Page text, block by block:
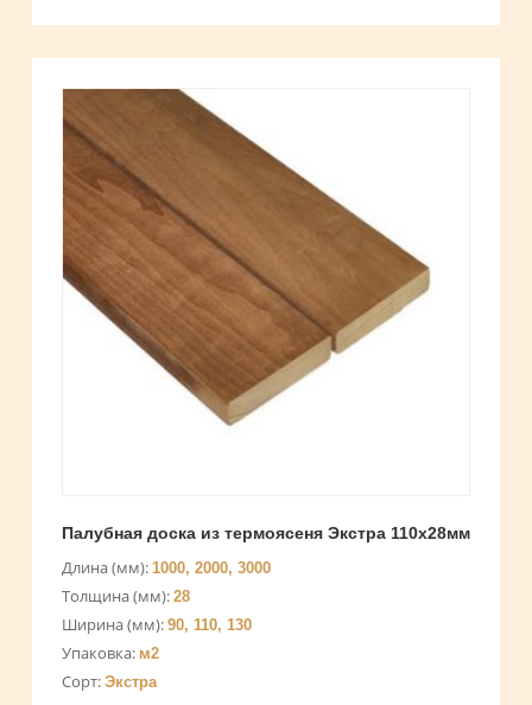
Палубная доска из термоясеня Экстра 110х28мм
Длина (мм): 1000, 2000, 3000
Толщина (мм): 28
Ширина (мм): 90, 110, 130
Упаковка: м2
Сорт: Экстра